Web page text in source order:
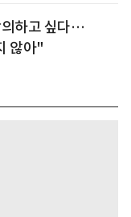
하고 싶다…
않아"